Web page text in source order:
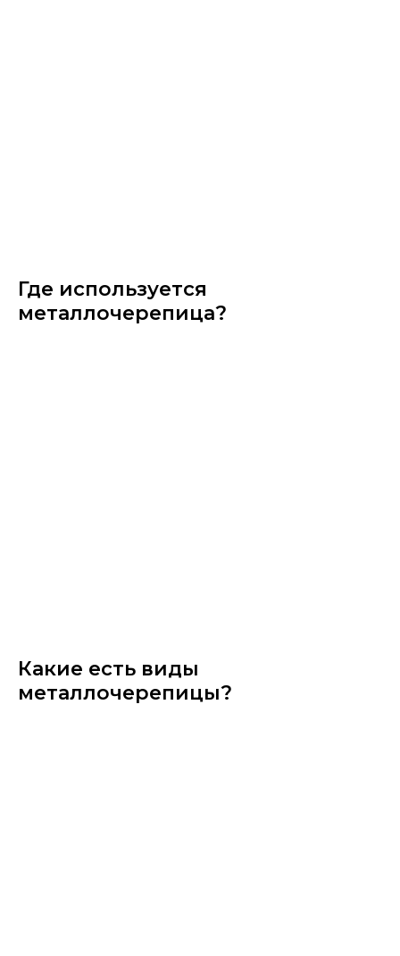
Где используется
металлочерепица?
Какие есть виды
металлочерепицы?